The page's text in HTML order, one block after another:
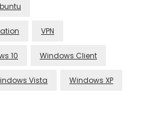
VPN
10 Windows Client
Vista Windows XP